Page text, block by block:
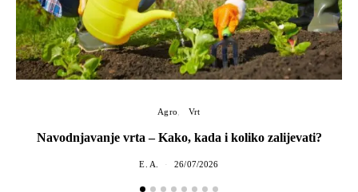
Agro Vrt
Navodnjavanje vrta – Kako, kada i koliko zalijevati?
E. A. 26/07/2026